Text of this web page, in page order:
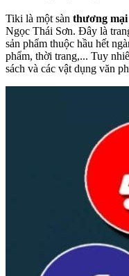
Tiki là một sàn thương
Ngọc Thái Sơn. Đây là
sản phẩm thuộc hầu hết
phẩm, thời trang,... Tuy
sách và các vật dụng văn